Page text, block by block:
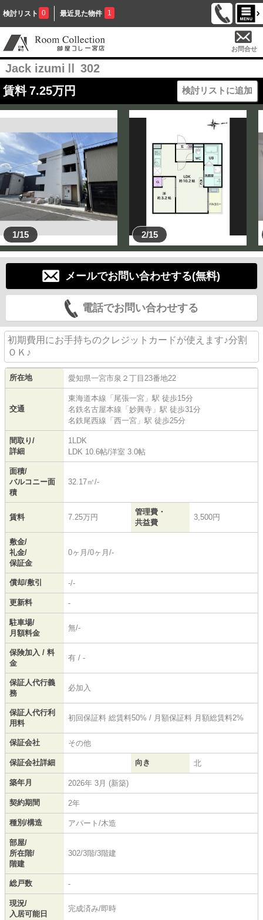
検討リスト 0 最近見た物件 1
お問合せ
Jack izumiⅡ 302
賃料 7.25万円 検討リストに追加
1/15 2/15
メールでお問い合わせする(無料)
電話でお問い合わせする
初期費用にお手持ちのクレジットカードが使えます♪分割
ＯＫ♪
所在地 愛知県一宮市泉 ２丁目23番地22
交通
東海道本線 「 尾張一宮 」駅 徒歩15分
名鉄名古屋本線 「 妙興寺 」駅 徒歩31分
名鉄尾西線 「 西一宮 」駅 徒歩25分
間取り/
詳細
1LDK
LDK 10.6帖/洋室 3.0帖
面積/
バルコニー面
積
32.17㎡/-
賃料 7.25万円
管理費・
共益費
3,500円
敷金/
礼金/
保証金
0ヶ月/0ヶ月/-
償却/敷引 -/-
更新料 -
駐車場/
月額料金
無/-
保険加入 / 料
金
有 / -
保証人代行義
務
必加入
保証人代行利
用料
初回保証料 総賃料50% / 月額保証料 月額総賃料2%
保証会社 その他
保証会社詳細 向き 北
築年月 2026年 3月 (新築)
契約期間 2年
種別/構造 アパート/木造
部屋/
所在階/
階建
302/3階/3階建
総戸数 -
現況/
入居可能日
完成済み/即時